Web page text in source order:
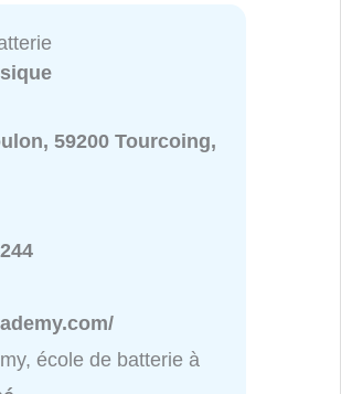
59200 Tourcoing,
école de batterie à